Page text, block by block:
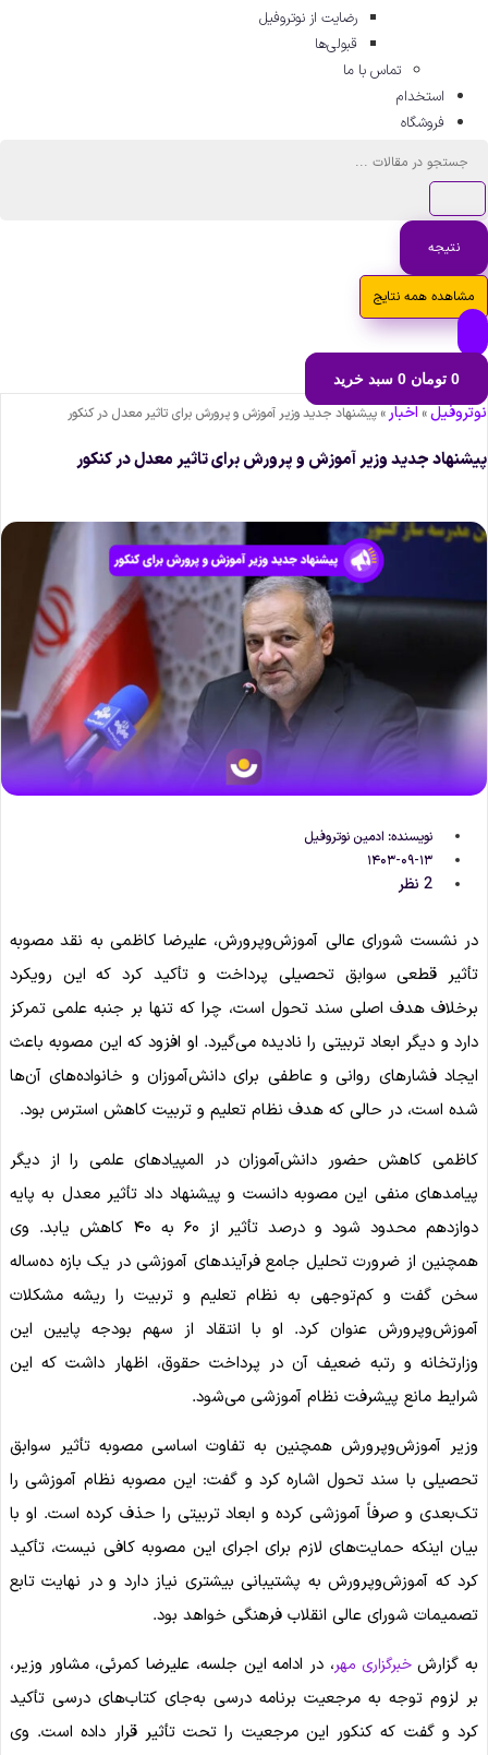
رضایت از نوتروفیل
قبولی‌ها
تماس با ما
استخدام
فروشگاه
نتیجه
مشاهده همه نتایج
0 تومان 0 سبد خرید
»اخبار»پیشنهاد جدید وزیر آموزش و پرورش برای تاثیر معدل در کنکور
جدید وزیر آموزش و پرورش برای تاثیر معدل در کنکور
نویسنده:ادمین نوتروفیل
۱۴۰۳-۰۹-۱۳
2 نظر
در نشست شورای عالی آموزش‌وپرورش، علیرضا کاظمی به نقد مصوبه
تأثیر قطعی سوابق تحصیلی پرداخت و تأکید کرد که این رویکرد
برخلاف هدف اصلی سند تحول است، چرا که تنها بر جنبه علمی تمرکز
دارد و دیگر ابعاد تربیتی را نادیده می‌گیرد. او افزود که این مصوبه باعث
ایجاد فشارهای روانی و عاطفی برای دانش‌آموزان و خانواده‌های آن‌ها
شده است، در حالی که هدف نظام تعلیم و تربیت کاهش استرس بود.
کاظمی کاهش حضور دانش‌آموزان در المپیادهای علمی را از دیگر
پیامدهای منفی این مصوبه دانست و پیشنهاد داد تأثیر معدل به پایه
دوازدهم محدود شود و درصد تأثیر از ۶۰ به ۴۰ کاهش یابد. وی
همچنین از ضرورت تحلیل جامع فرآیندهای آموزشی در یک بازه ده‌ساله
سخن گفت و کم‌توجهی به نظام تعلیم و تربیت را ریشه مشکلات
آموزش‌وپرورش عنوان کرد. او با انتقاد از سهم بودجه پایین این
وزارتخانه و رتبه ضعیف آن در پرداخت حقوق، اظهار داشت که این
شرایط مانع پیشرفت نظام آموزشی می‌شود.
وزیر آموزش‌وپرورش همچنین به تفاوت اساسی مصوبه تأثیر سوابق
تحصیلی با سند تحول اشاره کرد و گفت: این مصوبه نظام آموزشی را
تک‌بعدی و صرفاً آموزشی کرده و ابعاد تربیتی را حذف کرده است. او با
بیان اینکه حمایت‌های لازم برای اجرای این مصوبه کافی نیست، تأکید
کرد که آموزش‌وپرورش به پشتیبانی بیشتری نیاز دارد و در نهایت تابع
تصمیمات شورای عالی انقلاب فرهنگی خواهد بود.
به گزارش خبرگزاری مهر، در ادامه این جلسه، علیرضا کمرئی، مشاور وزیر،
بر لزوم توجه به مرجعیت برنامه درسی به‌جای کتاب‌های درسی تأکید
کرد و گفت که کنکور این مرجعیت را تحت تأثیر قرار داده است. وی